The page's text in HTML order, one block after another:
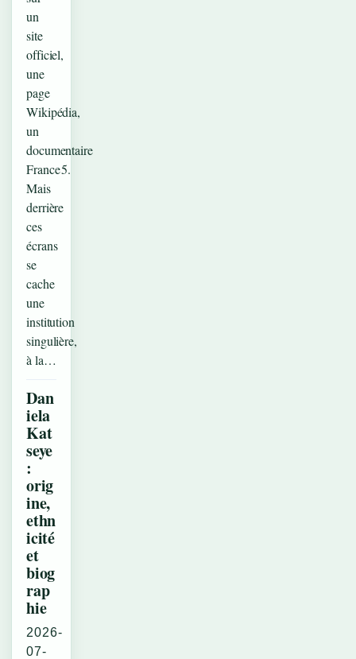
un
site
officiel,
une
page
Wikipédia,
un
documentaire
France 5.
Mais
derrière
ces
écrans
se
cache
une
institution
singulière,
à la…
Dan
iela
Kat
seye
:
orig
ine,
ethn
icité
et
biog
rap
hie
2026-
07-